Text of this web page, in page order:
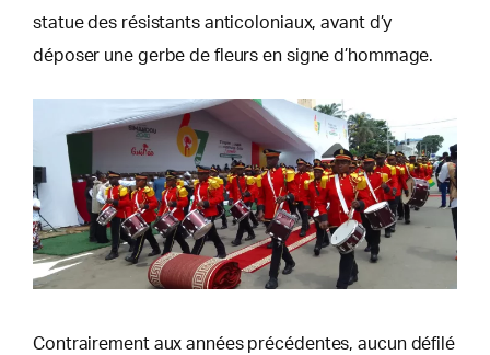
statue des résistants anticoloniaux, avant d’y
déposer une gerbe de fleurs en signe d’hommage.
Contrairement aux années précédentes, aucun défilé